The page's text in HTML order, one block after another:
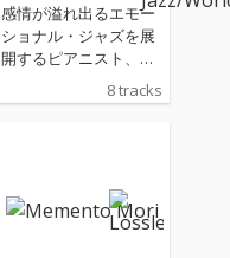
感情が溢れ出るエモー
ショナル・ジャズを展
開するピアニスト、草
田一駿が Playwright か
らリリースしたデビュ
orn Wood から発売! ク
ラシックピアノを基盤
8 tracks